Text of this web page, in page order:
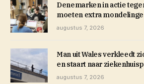
Denemarken in actie
moeten extra
augustus 7, 2026
Man uit Wales verkleedt
en staart naar
augustus 7, 2026